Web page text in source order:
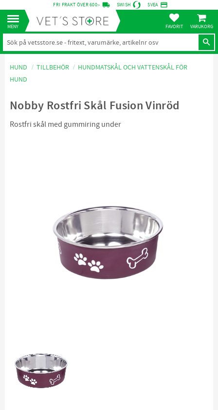
Meny
FRI FRAKT ÖVER 600:- local_shipping SWISH SVEA credit_card
FAVORITER
HUND TILLBEHÖR
HUNDMATSKÅL OCH VATTENSKÅL FÖR
HUND
Nobby Rostfri Skål Fusion Vinröd
Rostfri skål med gummiring under